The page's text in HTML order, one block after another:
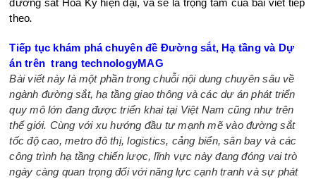
đường sắt Hoa Kỳ hiện đại, và sẽ là trọng tâm của bài viết tiếp
theo.
Tiếp tục khám phá chuyên đề Đường sắt, Hạ tầng và Dự
án trên trang technologyMAG
Bài viết này là một phần trong chuỗi nội dung chuyên sâu về
ngành đường sắt, hạ tầng giao thông và các dự án phát triển
quy mô lớn đang được triển khai tại Việt Nam cũng như trên
thế giới. Cùng với xu hướng đầu tư mạnh mẽ vào đường sắt
tốc độ cao, metro đô thị, logistics, cảng biển, sân bay và các
công trình hạ tầng chiến lược, lĩnh vực này đang đóng vai trò
ngày càng quan trọng đối với năng lực cạnh tranh và sự phát